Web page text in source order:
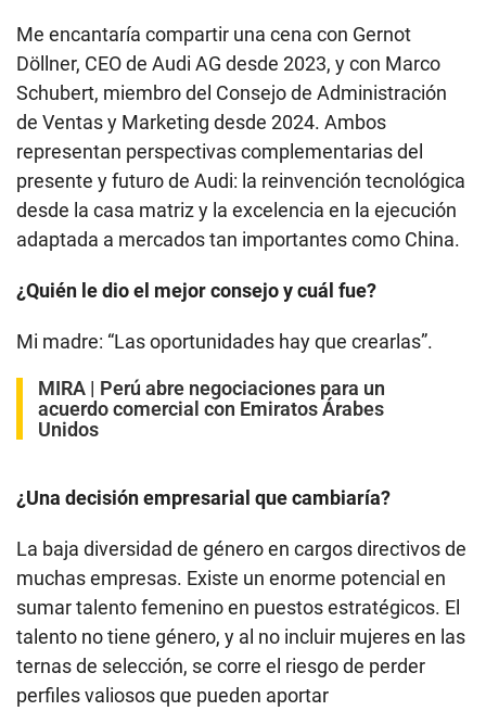
Me encantaría compartir una cena con Gernot
Döllner, CEO de Audi AG desde 2023, y con Marco
Schubert, miembro del Consejo de Administración
de Ventas y Marketing desde 2024. Ambos
representan perspectivas complementarias del
presente y futuro de Audi: la reinvención tecnológica
desde la casa matriz y la excelencia en la ejecución
adaptada a mercados tan importantes como China.
¿Quién le dio el mejor consejo y cuál fue?
Mi madre: “Las oportunidades hay que crearlas”.
MIRA | Perú abre negociaciones para un
acuerdo comercial con Emiratos Árabes
Unidos
¿Una decisión empresarial que cambiaría?
La baja diversidad de género en cargos directivos de
muchas empresas. Existe un enorme potencial en
sumar talento femenino en puestos estratégicos. El
talento no tiene género, y al no incluir mujeres en las
ternas de selección, se corre el riesgo de perder
perfiles valiosos que pueden aportar